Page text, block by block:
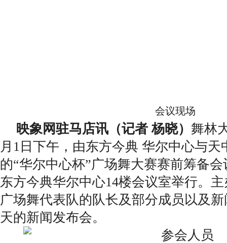
会议现场
映象网驻马店讯（记者 杨晓） 舞林
月1日下午，由东方今典 华尔中心与天
的“华尔中心杯”广场舞大赛赛前筹备
东方今典华尔中心14楼会议室举行。
广场舞代表队的队长及部分成员以及
天的新闻发布会。